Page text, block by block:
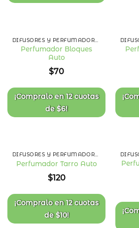
DIFUSORES Y PERFUMADORES AUTO
Perfumador Bloques
Auto
$70
¡Compralo en12 cuotas
de$6!
de
deseos
DIFUSORES Y PERFUMADORES AUTO
Perfumador Tarro Auto
$120
¡Compralo en12 cuotas
de$10!